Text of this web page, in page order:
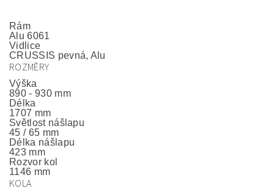
Rám
Alu 6061
Vidlice
CRUSSIS pevná, Alu
ROZMĚRY
Výška
890 - 930 mm
Délka
1707 mm
Světlost nášlapu
45 / 65 mm
Délka nášlapu
423 mm
Rozvor kol
1146 mm
KOLA